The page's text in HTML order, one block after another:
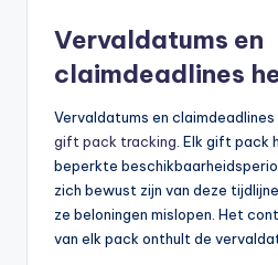
Vervaldatums en
claimdeadlines
Vervaldatums en
gift pack tracking . Elk gift pack
beperkte
zich bewust zijn van deze
ze beloningen mislopen. Het
van elk pack onthult de